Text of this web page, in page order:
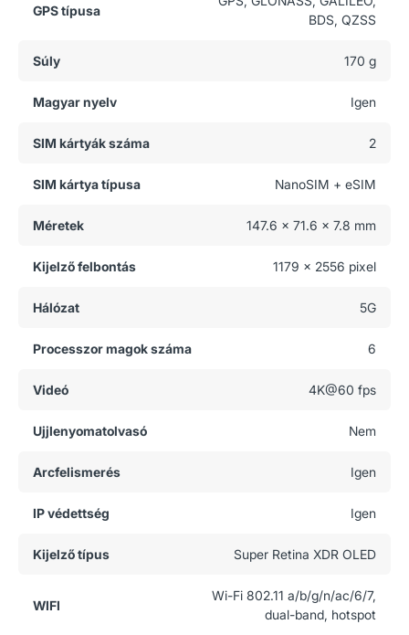
GPS típusa
BDS, QZSS
Súly 170 g
Magyar nyelv Igen
SIM kártyák száma 2
SIM kártya típusa NanoSIM + eSIM
Méretek 147.6 x 71.6 x 7.8 mm
Kijelző felbontás 1179 x 2556 pixel
Hálózat 5G
Processzor magok száma 6
Videó 4K@60 fps
Ujjlenyomatolvasó Nem
Arcfelismerés Igen
IP védettség Igen
Kijelző típus Super Retina XDR OLED
WIFI
Wi-Fi 802.11 a/b/g/n/ac/6/7,
dual-band, hotspot